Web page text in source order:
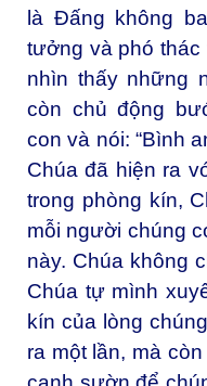
là Đấng không
tưởng và phó thác
nhìn thấy những
còn chủ động
con và nói: “Bình
Chúa đã hiện ra
trong phòng kín,
mỗi người chúng
này. Chúa không
Chúa tự mình
kín của lòng
ra một lần, mà